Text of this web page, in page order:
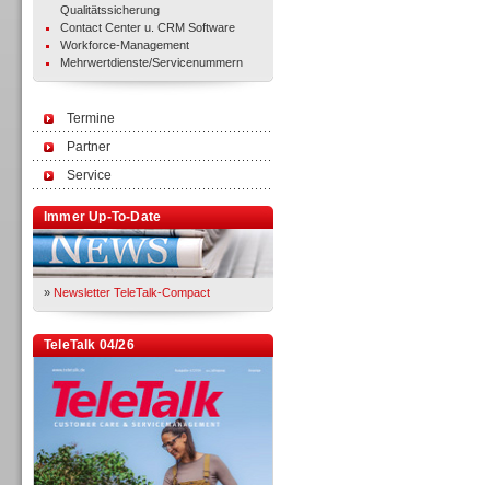
Qualitätssicherung
Contact Center u. CRM Software
Workforce-Management
Mehrwertdienste/Servicenummern
Termine
Partner
Service
Immer Up-To-Date
» Newsletter TeleTalk-Compact
TeleTalk 04/26